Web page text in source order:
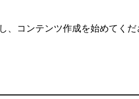
、コンテンツ作成を始めてくだ